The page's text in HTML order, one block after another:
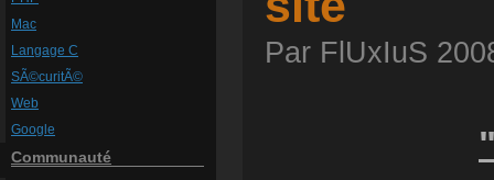
Mac
Langage C
SÃ©curitÃ©
Web
Google
Communauté
Par FlUxIuS